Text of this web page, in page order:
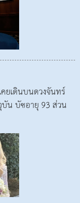
เดินบนดวงจันทร์
บัน บัซอายุ 93 ส่วน